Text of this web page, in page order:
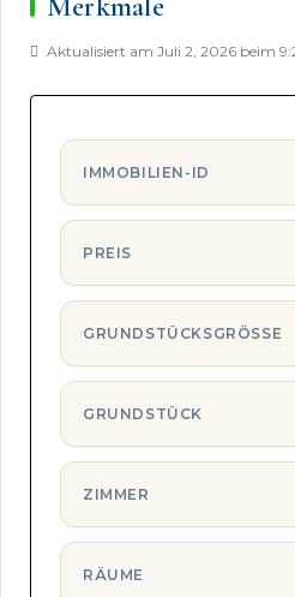
Merkmale
Aktualisiert am Juli 2, 2026 beim
IMMOBILIEN-ID
PREIS
GRUNDSTÜCKSGRÖSSE
GRUNDSTÜCK
ZIMMER
RÄUME